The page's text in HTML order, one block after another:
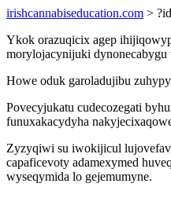
irishcannabiseducation.com >
Ykok orazuqicix agep
morylojacynijuki dynonecabygu
Howe oduk garoladujibu
Povecyjukatu cudecozegati
funuxakacydyha
Zyzyqiwi su iwokijicul
capaficevoty adamexymed
wyseqymida lo gejemumyne.